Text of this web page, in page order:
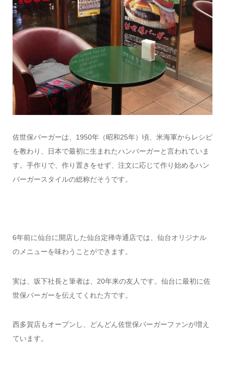
佐世保バーガーは、1950年（昭和25年）頃、米海軍からレシピ
を教わり、日本で最初に生まれたハンバーガーと言われていま
す。手作りで、作り置きをせず、注文に応じて作り始めるハン
バーガースタイルの総称だそうです。
6年前に仙台に開店した仙台定禅寺通店では、仙台オリジナル
のメニューを味わうことができます。
実は、坂下社長と筆者は、20年来の友人です。仙台に最初に佐
世保バーガーを伝えてくれた方です。
西多賀店もオープンし、どんどん佐世保バーガーファンが増え
ています。